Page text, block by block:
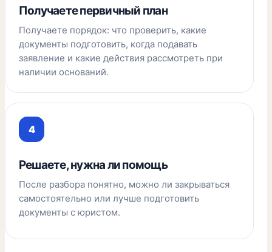
Получаете первичный план
Получаете порядок: что проверить, какие
документы подготовить, когда подавать
заявление и какие действия рассмотреть при
наличии оснований.
Решаете, нужна ли помощь
После разбора понятно, можно ли закрываться
самостоятельно или лучше подготовить
документы с юристом.